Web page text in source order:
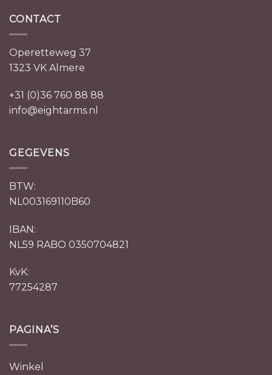
CONTACT
Operetteweg 37
1323 VK Almere
+31 (0)36 760 88 88
info@eightarms.nl
GEGEVENS
BTW:
NL003169110B60
IBAN:
NL59 RABO 0350704821
KvK:
77254287
PAGINA’S
Winkel